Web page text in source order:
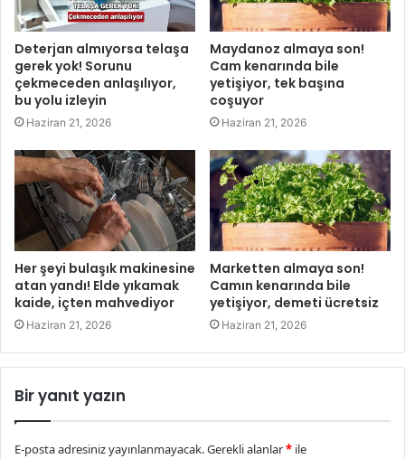
Deterjan almıyorsa telaşa
gerek yok! Sorunu
çekmeceden anlaşılıyor,
bu yolu izleyin
Haziran 21, 2026
Maydanoz almaya son!
Cam kenarında bile
yetişiyor, tek başına
coşuyor
Haziran 21, 2026
Her şeyi bulaşık makinesine
atan yandı! Elde yıkamak
kaide, içten mahvediyor
Haziran 21, 2026
Marketten almaya son!
Camın kenarında bile
yetişiyor, demeti ücretsiz
Haziran 21, 2026
Bir yanıt yazın
E-posta adresiniz yayınlanmayacak.Gerekli alanlar* ile